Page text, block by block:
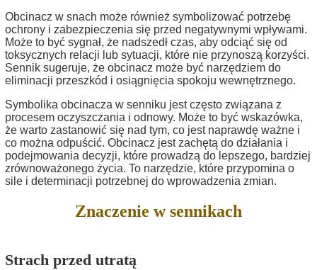
Obcinacz w snach może również symbolizować potrzebę
ochrony i zabezpieczenia się przed negatywnymi wpływami.
Może to być sygnał, że nadszedł czas, aby odciąć się od
toksycznych relacji lub sytuacji, które nie przynoszą korzyści.
Sennik sugeruje, że obcinacz może być narzędziem do
eliminacji przeszkód i osiągnięcia spokoju wewnętrznego.
Symbolika obcinacza w senniku jest często związana z
procesem oczyszczania i odnowy. Może to być wskazówka,
że warto zastanowić się nad tym, co jest naprawdę ważne i
co można odpuścić. Obcinacz jest zachętą do działania i
podejmowania decyzji, które prowadzą do lepszego, bardziej
zrównoważonego życia. To narzędzie, które przypomina o
sile i determinacji potrzebnej do wprowadzenia zmian.
Znaczenie w sennikach
Strach przed utratą